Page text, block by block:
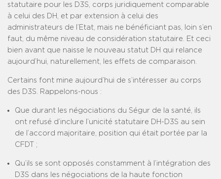
statutaire pour les D3S, corps juridiquement comparable
à celui des DH, et par extension à celui des
administrateurs de l’Etat, mais ne bénéficiant pas, loin s’en
faut, du même niveau de considération statutaire. Et ceci
bien avant que naisse le nouveau statut DH qui relance
aujourd’hui, naturellement, les effets de comparaison.
Certains font mine aujourd’hui de s’intéresser au corps
des D3S. Rappelons-nous :
Que durant les négociations du Ségur de la santé, ils
ont refusé d’inclure l’unicité statutaire DH-D3S au sein
de l’accord majoritaire, position qui était portée par la
CFDT ;
Qu’ils se sont opposés constamment à l’intégration des
D3S dans les négociations de la haute fonction